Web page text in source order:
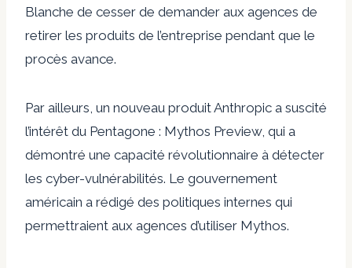
Blanche de cesser de demander aux agences de
retirer les produits de l’entreprise pendant que le
procès avance.
Par ailleurs, un nouveau produit Anthropic a suscité
l’intérêt du Pentagone : Mythos Preview, qui a
démontré une capacité révolutionnaire à détecter
les cyber-vulnérabilités. Le gouvernement
américain a rédigé des politiques internes qui
permettraient aux agences d’utiliser Mythos.